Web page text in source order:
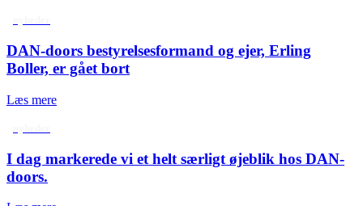
DAN-doors bestyrelsesformand og ejer, Erling
Boller, er gået bort
Læs mere
I dag markerede vi et helt særligt øjeblik hos DAN-
doors.